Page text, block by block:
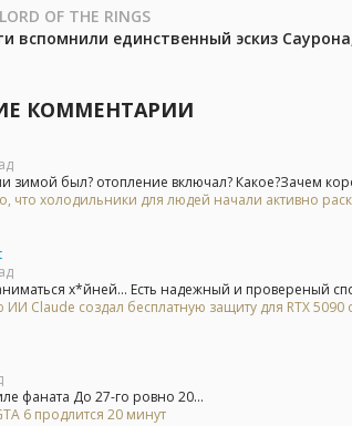
OF THE RINGS
вспомнили единственный эскиз
КОММЕНТАРИИ
зимой был? отопление включал? Какое?Зачем
что холодильники для людей начали активно
х*йней... Есть надежный и провереный
Claude создал бесплатную защиту для RTX 5090
фаната До 27-го ровно 20...
6 продлится 20 минут